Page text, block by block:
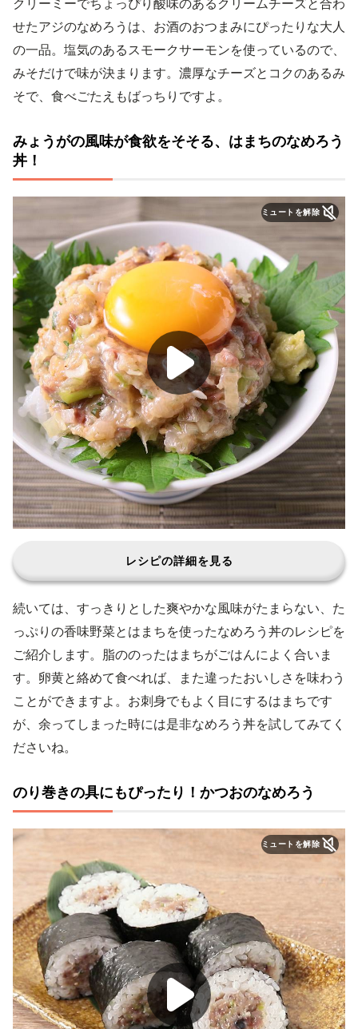
クリーミーでちょっぴり酸味のあるクリームチーズと合わ
せたアジのなめろうは、お酒のおつまみにぴったりな大人
の一品。塩気のあるスモークサーモンを使っているので、
みそだけで味が決まります。濃厚なチーズとコクのあるみ
そで、食べごたえもばっちりですよ。
みょうがの風味が食欲をそそる、はまちのなめろう
丼！
ミュートを解除
レシピの詳細を見る
続いては、すっきりとした爽やかな風味がたまらない、た
っぷりの香味野菜とはまちを使ったなめろう丼のレシピを
ご紹介します。脂ののったはまちがごはんによく合いま
す。卵黄と絡めて食べれば、また違ったおいしさを味わう
ことができますよ。お刺身でもよく目にするはまちです
が、余ってしまった時には是非なめろう丼を試してみてく
ださいね。
のり巻きの具にもぴったり！かつおのなめろう
ミュートを解除